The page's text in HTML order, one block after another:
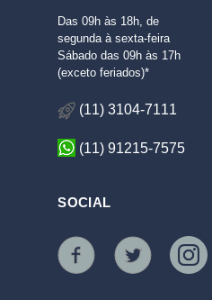
Das 09h às 18h, de
segunda à sexta-feira
Sábado das 09h às 17h
(exceto feriados)*
(11) 3104-7111
(11) 91215-7575
SOCIAL